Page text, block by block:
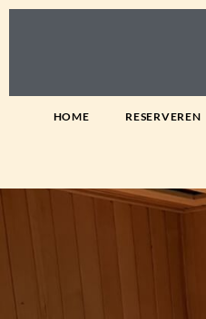
HOME RESERVEREN